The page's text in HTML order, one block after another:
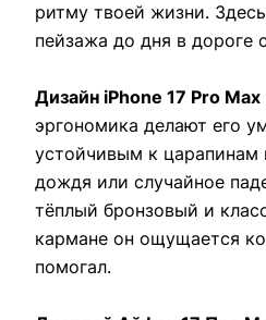
ритму твоей жизни.
пейзажа до дня в дороге
Дизайн iPhone 17 Pro Max
эргономика делают его
устойчивым к царапинам
дождя или случайное
тёплый бронзовый и
кармане он ощущается
помогал.